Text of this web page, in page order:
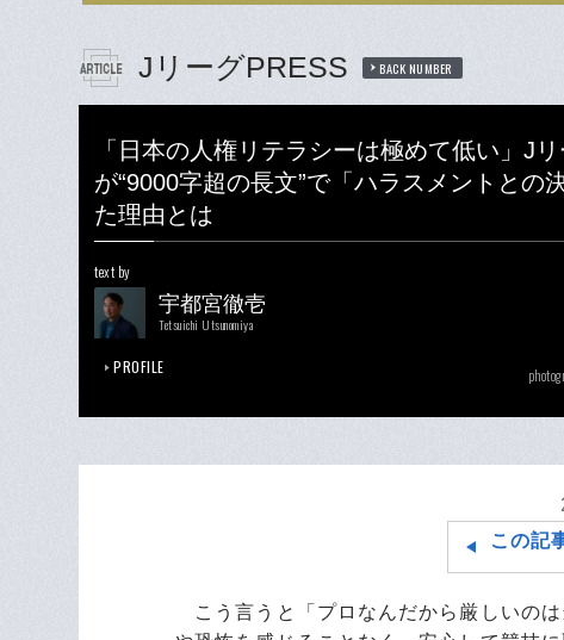
JリーグPRESS BACK NUMBER
「日本の人権リテラシーは極めて低い」J
が“9000字超の長文”で「ハラスメントとの
た理由とは
text by
宇都宮徹壱
Tetsuichi Utsunomiya
PROFILE
この記
こう言うと「プロなんだから厳しいの